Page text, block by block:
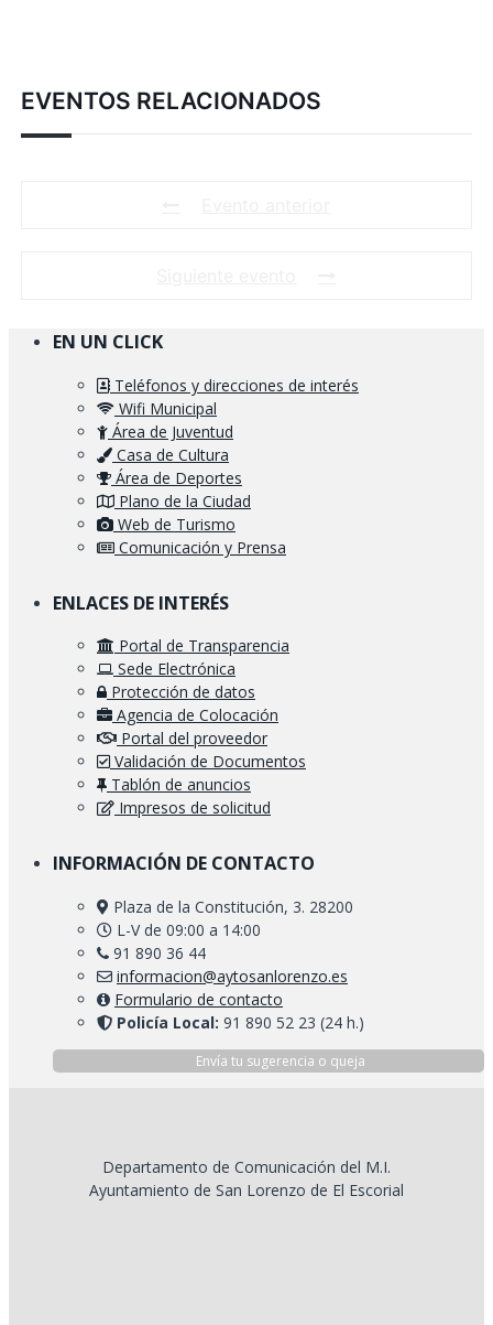
EVENTOS RELACIONADOS
EN UN CLICK
Teléfonos y direcciones de interés
Wifi Municipal
Área de Juventud
Casa de Cultura
Área de Deportes
Plano de la Ciudad
Web de Turismo
Comunicación y Prensa
ENLACES DE INTERÉS
Portal de Transparencia
Sede Electrónica
Protección de datos
Agencia de Colocación
Portal del proveedor
Validación de Documentos
Tablón de anuncios
Impresos de solicitud
INFORMACIÓN DE CONTACTO
Plaza de la Constitución, 3. 28200
L-V de 09:00 a 14:00
91 890 36 44
informacion@aytosanlorenzo.es
Formulario de contacto
Policía Local: 91 890 52 23 (24 h.)
Envía tu sugerencia o queja
Departamento de Comunicación del M.I.
Ayuntamiento de San Lorenzo de El Escorial